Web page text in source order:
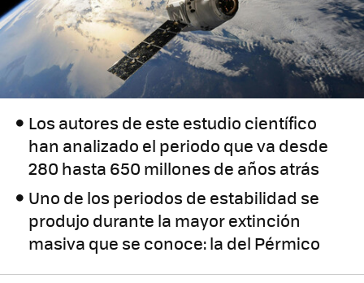
Los autores de este estudio científico
han analizado el periodo que va desde
280 hasta 650 millones de años atrás
Uno de los periodos de estabilidad se
produjo durante la mayor extinción
masiva que se conoce: la del Pérmico